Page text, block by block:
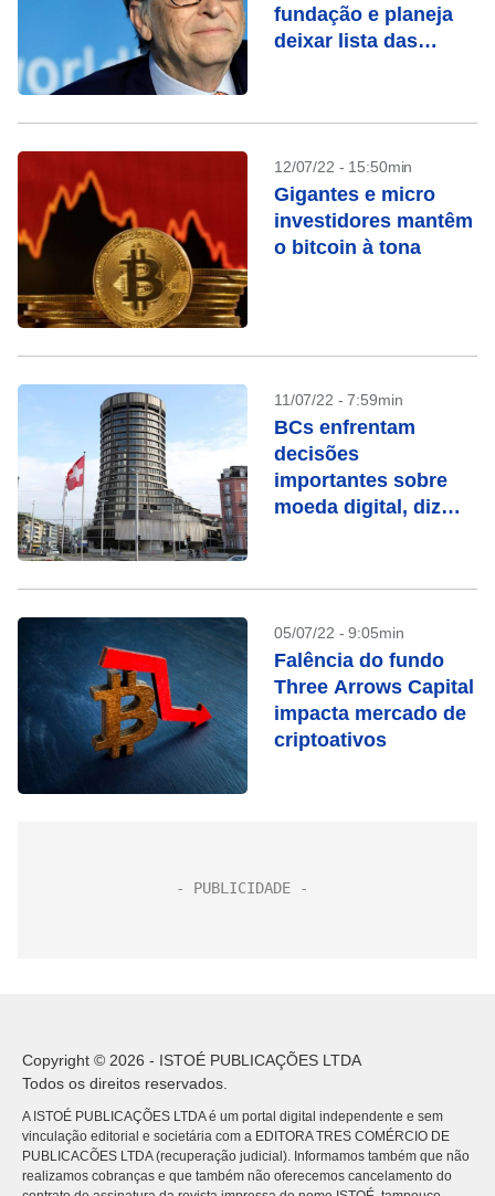
fundação e planeja
deixar lista das
12/07/22 - 15:50min
Gigantes e micro
investidores mantêm
o bitcoin à tona
11/07/22 - 7:59min
BCs enfrentam
decisões
importantes sobre
moeda digital, diz
05/07/22 - 9:05min
Falência do fundo
Three Arrows Capital
impacta mercado de
criptoativos
Copyright © 2026 - ISTOÉ PUBLICAÇÕES LTDA
Todos os direitos reservados.
A ISTOÉ PUBLICAÇÕES LTDA é um portal digital independente e sem
vinculação editorial e societária com a EDITORA TRES COMÉRCIO DE
PUBLICACÕES LTDA (recuperação judicial). Informamos também que não
realizamos cobranças e que também não oferecemos cancelamento do